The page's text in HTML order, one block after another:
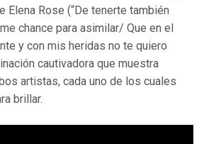
Elena Rose (“De tenerte también
chance para asimilar/ Que en el
y con mis heridas no te quiero
cautivadora que muestra
artistas, cada uno de los cuales
brillar.